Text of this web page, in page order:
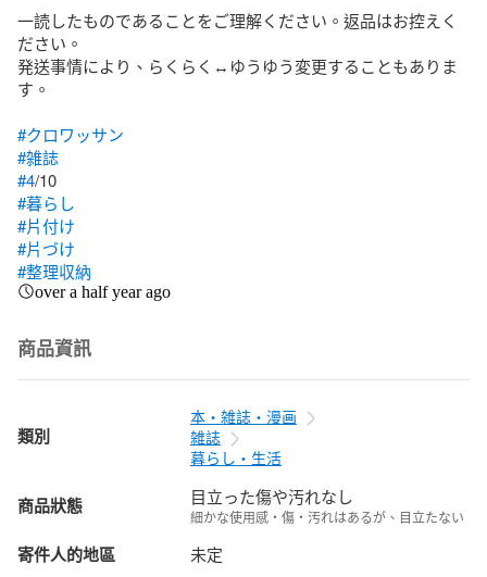
一読したものであることをご理解ください。返品はお控えく
ださい。
発送事情により、らくらく↔ゆうゆう変更することもありま
す。
#クロワッサン
#雑誌
#4
#暮らし
#片付け
#片づけ
#整理収納
over a half year ago
商品資訊
類別
本・雑誌・漫画
雑誌
暮らし・生活
商品狀態 目立った傷や汚れなし
細かな使用感・傷・汚れはあるが、目立たない
寄件人的地區 未定